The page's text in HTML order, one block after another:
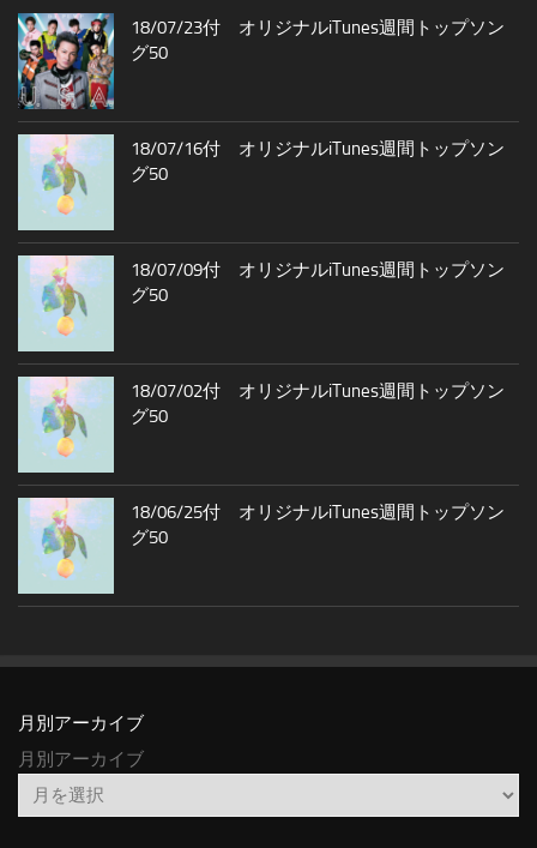
18/07/23付 オリジナルiTunes週間トップソン
グ50
18/07/16付 オリジナルiTunes週間トップソン
グ50
18/07/09付 オリジナルiTunes週間トップソン
グ50
18/07/02付 オリジナルiTunes週間トップソン
グ50
18/06/25付 オリジナルiTunes週間トップソン
グ50
月別アーカイブ
月別アーカイブ